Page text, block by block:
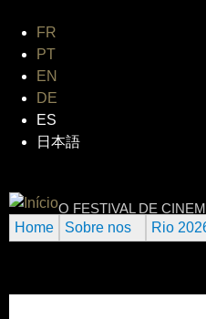
FR
PT
EN
DE
ES
日本語
O FESTIVAL DE
Home Sobre nos Rio